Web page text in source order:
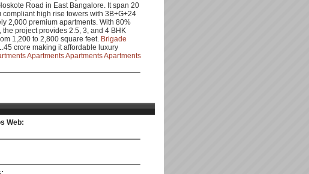
Road in East Bangalore. It span 20
compliant high rise towers with 3B+G+24
2,000 premium apartments. With 80%
project provides 2.5, 3, and 4 BHK
1,200 to 2,800 square feet. Brigade
crore making it affordable luxury
ApartmentsApartmentsApartments
Web: